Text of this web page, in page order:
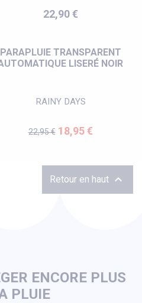
Prix
22,90 €
PARAPLUIE TRANSPARENT
LISERÉ NOIR
RAINY DAYS
Prix de base
22,95 € Prix
18,95 €
Retour en haut 
ENCORE PLUS
PLUIE